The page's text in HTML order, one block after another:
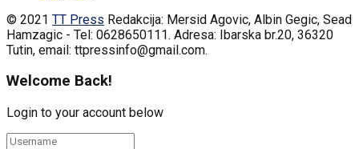
© 2021 TT Press Redakcija: Mersid Agovic, Albin Gegic, Sead
Hamzagic - Tel: 0628650111. Adresa: Ibarska br.20, 36320
Tutin, email: ttpressinfo@gmail.com.
Welcome Back!
Login to your account below